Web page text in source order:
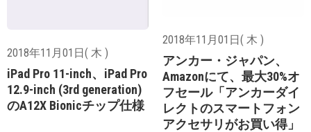
2018年11月01日( 木 )
iPad Pro 11-inch、iPad Pro
12.9-inch (3rd generation)
のA12X Bionicチップ仕様
2018年11月01日( 木 )
アンカー・ジャパン、
Amazonにて、最大30%オ
フセール「アンカーダイ
レクトのスマートフォン
アクセサリがお買い得」